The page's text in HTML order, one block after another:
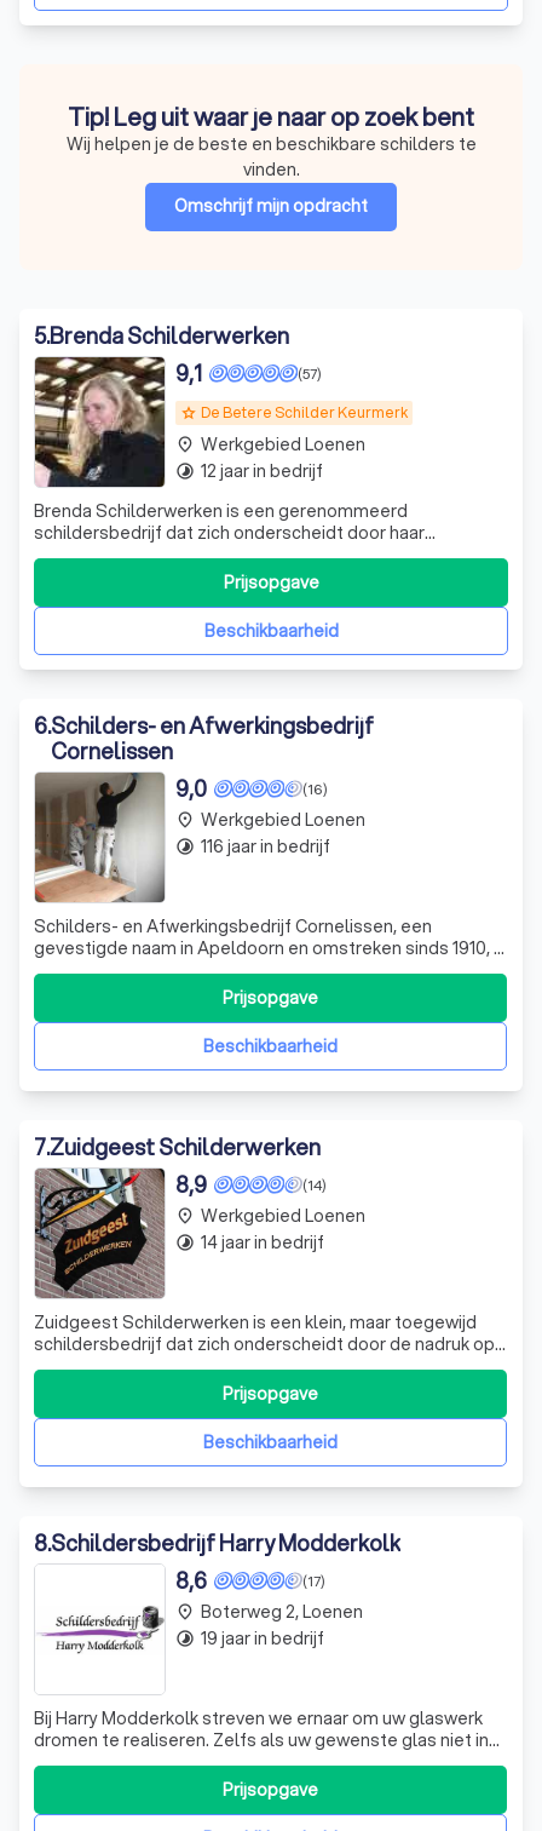
Tip! Leg uit waar je naar op zoek bent
Wij helpen je de beste en beschikbare schilders te
vinden.
Omschrijf mijn opdracht
5.Brenda Schilderwerken
grade De Betere Schilder Keurmerk
(57)
9,1
Brenda Schilderwerken is een gerenommeerd
schildersbedrijf dat zich onderscheidt door haar
vakmanschap en creativiteit. Met een passie voor
schilderwerk en een scherp oog voor detail, bieden wij een
breed scala aan diensten, waaronder binnen- en
buitenschilderwerk en behangwerkzaamheden. Onze
Beschikbaarheid
Prijsopgave
place Werkgebied Loenen
timelapse 12 jaar in bedrijf
6.Schilders- en Afwerkingsbedrijf
Cornelissen
(16)
9,0
Schilders- en Afwerkingsbedrijf Cornelissen, een
gevestigde naam in Apeldoorn en omstreken sinds 1910, is
uw betrouwbare partner voor al uw schilder- en
afwerkingsbehoeften. Of het nu gaat om jaarlijks
onderhoud, een complete make-over, een grootschalige
renovatie, nieuwbouw of een project, wij staa
Beschikbaarheid
Prijsopgave
place Werkgebied Loenen
timelapse 116 jaar in bedrijf
7.Zuidgeest Schilderwerken
(14)
8,9
Zuidgeest Schilderwerken is een klein, maar toegewijd
schildersbedrijf dat zich onderscheidt door de nadruk op
kwaliteit. Wij zijn gespecialiseerd in het onderhoud van
kwetsbare delen van uw woning, zoals kozijnen, ramen,
deuren, boeidelen, deklijsten en garagedeuren. Ons
motto is "droog hout rot niBeschikbaarheid
Prijsopgave
place Werkgebied Loenen
timelapse 14 jaar in bedrijf
8.Schildersbedrijf Harry Modderkolk
(17)
8,6
Bij Harry Modderkolk streven we ernaar om uw glaswerk
dromen te realiseren. Zelfs als uw gewenste glas niet in
onze uitgebreide voorraad van 75 monsters te vinden is,
rusten we niet voordat we het hebben gevonden. Let op,
we zijn gevestigd in Loenen en nemen momenteel geen
Prijsopgave
place Boterweg 2, Loenen
timelapse 19 jaar in bedrijf